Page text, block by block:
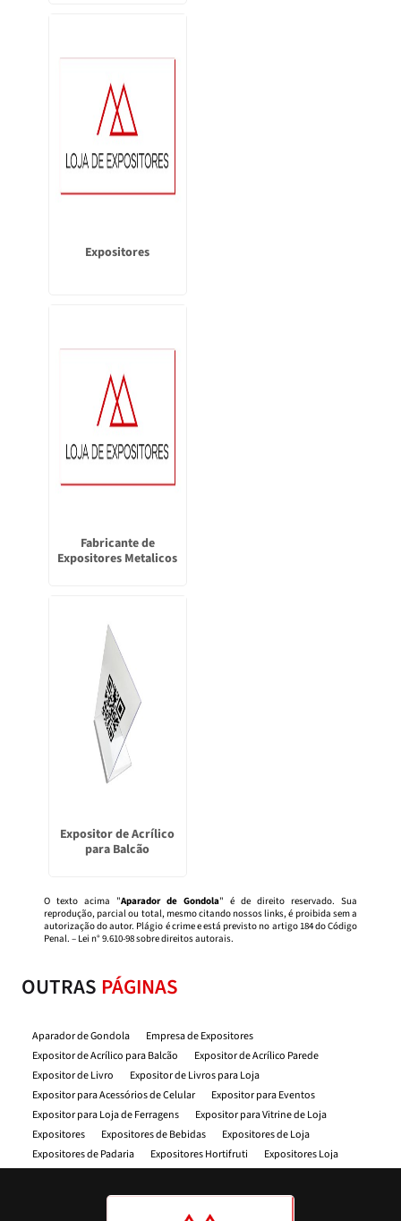
Expositores
Fabricante de
Expositores Metalicos
Expositor de Acrílico
para Balcão
O texto acima "Aparador de Gondola" é de direito reservado. Sua
reprodução, parcial ou total, mesmo citando nossos links, é proibida sem a
autorização do autor. Plágio é crime e está previsto no artigo 184 do Código
Penal. – Lei n° 9.610-98 sobre direitos autorais.
OUTRAS PÁGINAS
Aparador de Gondola
Empresa de Expositores
Expositor de Acrílico para Balcão
Expositor de Acrílico Parede
Expositor de Livro
Expositor de Livros para Loja
Expositor para Acessórios de Celular
Expositor para Eventos
Expositor para Loja de Ferragens
Expositor para Vitrine de Loja
Expositores
Expositores de Bebidas
Expositores de Loja
Expositores de Padaria
Expositores Hortifruti
Expositores Loja
Expositores para Comercios
Expositores para Farmacia
Expositores para Feiras de Artesanato